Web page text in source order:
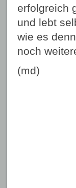
erfolgreich
und lebt
wie es
noch
(md)